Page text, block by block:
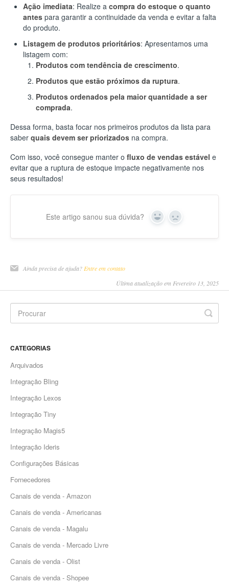
Ação imediata: Realize a compra do estoque o quanto
antes para garantir a continuidade da venda e evitar a falta
do produto.
Listagem de produtos prioritários: Apresentamos uma
listagem com:
Produtos com tendência de crescimento.
Produtos que estão próximos da ruptura.
Produtos ordenados pela maior quantidade a ser
comprada.
Dessa forma, basta focar nos primeiros produtos da lista para
saber quais devem ser priorizados na compra.
Com isso, você consegue manter o fluxo de vendas estável e
evitar que a ruptura de estoque impacte negativamente nos
seus resultados!
Este artigo sanou sua dúvida? Yes No
Ainda precisa de ajuda? Entre em contato
Última atualização em Fevereiro 13, 2025
CATEGORIAS
Arquivados
Integração Bling
Integração Lexos
Integração Tiny
Integração Magis5
Integração Ideris
Configurações Básicas
Fornecedores
Canais de venda - Amazon
Canais de venda - Americanas
Canais de venda - Magalu
Canais de venda - Mercado Livre
Canais de venda - Olist
Canais de venda - Shopee